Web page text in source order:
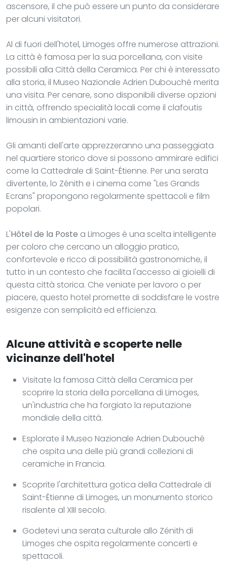
ascensore, il che può essere un punto da considerare
per alcuni visitatori.
Al di fuori dell'hotel, Limoges offre numerose attrazioni.
La città è famosa per la sua porcellana, con visite
possibili alla Città della Ceramica. Per chi è interessato
alla storia, il Museo Nazionale Adrien Dubouché merita
una visita. Per cenare, sono disponibili diverse opzioni
in città, offrendo specialità locali come il clafoutis
limousin in ambientazioni varie.
Gli amanti dell'arte apprezzeranno una passeggiata
nel quartiere storico dove si possono ammirare edifici
come la Cattedrale di Saint-Étienne. Per una serata
divertente, lo Zénith e i cinema come "Les Grands
Ecrans" propongono regolarmente spettacoli e film
popolari.
L'Hôtel de la Poste a Limoges è una scelta intelligente
per coloro che cercano un alloggio pratico,
confortevole e ricco di possibilità gastronomiche, il
tutto in un contesto che facilita l'accesso ai gioielli di
questa città storica. Che veniate per lavoro o per
piacere, questo hotel promette di soddisfare le vostre
esigenze con semplicità ed efficienza.
Alcune attività e scoperte nelle
vicinanze dell'hotel
Visitate la famosa Città della Ceramica per
scoprire la storia della porcellana di Limoges,
un'industria che ha forgiato la reputazione
mondiale della città.
Esplorate il Museo Nazionale Adrien Dubouché
che ospita una delle più grandi collezioni di
ceramiche in Francia.
Scoprite l'architettura gotica della Cattedrale di
Saint-Étienne di Limoges, un monumento storico
risalente al XIII secolo.
Godetevi una serata culturale allo Zénith di
Limoges che ospita regolarmente concerti e
spettacoli.